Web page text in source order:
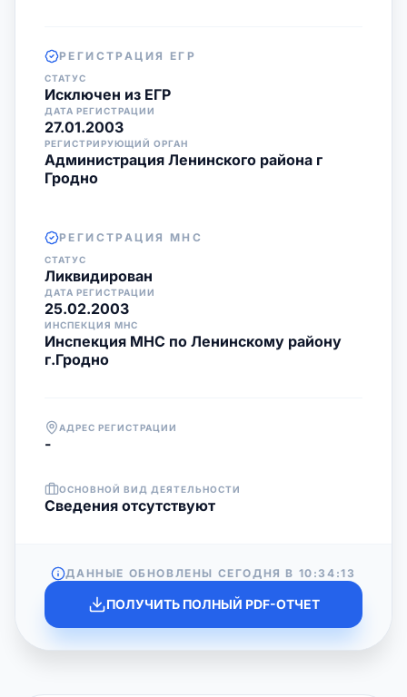
РЕГИСТРАЦИЯ ЕГР
СТАТУС
Исключен из ЕГР
ДАТА РЕГИСТРАЦИИ
27.01.2003
РЕГИСТРИРУЮЩИЙ ОРГАН
Администрация Ленинского района г
Гродно
РЕГИСТРАЦИЯ МНС
СТАТУС
Ликвидирован
ДАТА РЕГИСТРАЦИИ
25.02.2003
ИНСПЕКЦИЯ МНС
Инспекция МНС по Ленинскому району
г.Гродно
АДРЕС РЕГИСТРАЦИИ
-
ОСНОВНОЙ ВИД ДЕЯТЕЛЬНОСТИ
Cведения отсутствуют
ДАННЫЕ ОБНОВЛЕНЫ СЕГОДНЯ В 10:34:13
ПОЛУЧИТЬ ПОЛНЫЙ PDF-ОТЧЕТ